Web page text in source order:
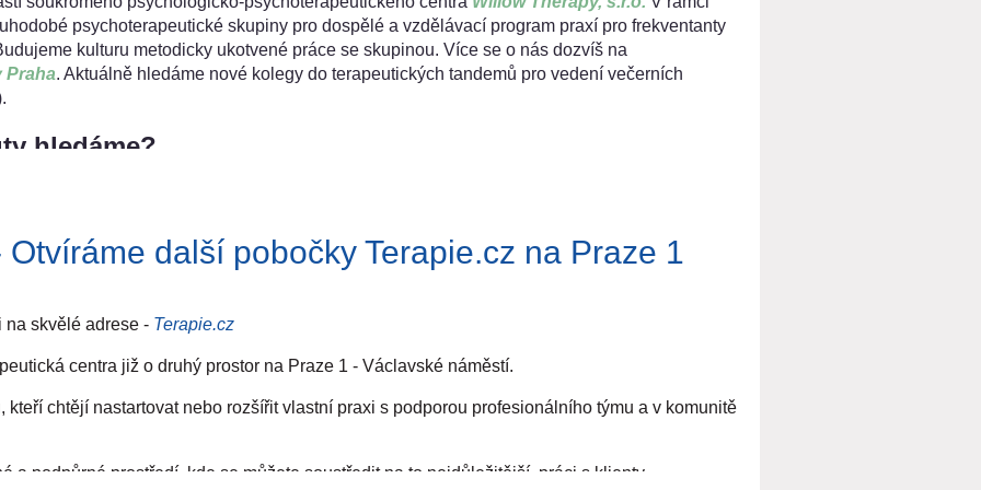
vzdělávání v oboru klinická psychologie
v
Bubeneč
psychoterapeutické skupiny pro dospělé a vzdělávací program praxí pro frekventanty
kulturu metodicky ukotvené práce se skupinou. Více se o nás dozvíš na
Praha. Aktuálně hledáme nové kolegy do terapeutických tandemů pro vedení večerních
hledáme?
jménu skupinové psychoterapie
umíš. Očekáváme chuť se učit, růst a spolupracovat. U nás nejde o sólové vedení „své“
tvoří tým. Tým tvoří celý projekt.
místo pro praktikanta v přípravě
a interviduje vedoucí psychoterapeutka
podle dosaženého vzdělání a délky praxe
další pobočky Terapie.cz na Praze 1
na skvělé adrese - Terapie.cz
centra již o druhý prostor na Praze 1 - Václavské náměstí.
kteří chtějí nastartovat nebo rozšířit vlastní praxi s podporou profesionálního týmu a v komunitě
a podpůrné prostředí, kde se můžete soustředit na to nejdůležitější, práci s klienty.